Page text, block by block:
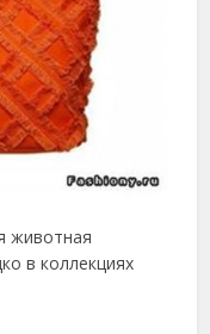
животная
в коллекциях